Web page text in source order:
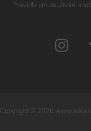
Pravidla pro používání
Copyright © 2026